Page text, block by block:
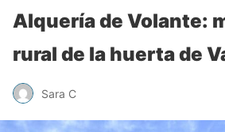
Alquería de Volante:
rural de la huerta de
Sara C